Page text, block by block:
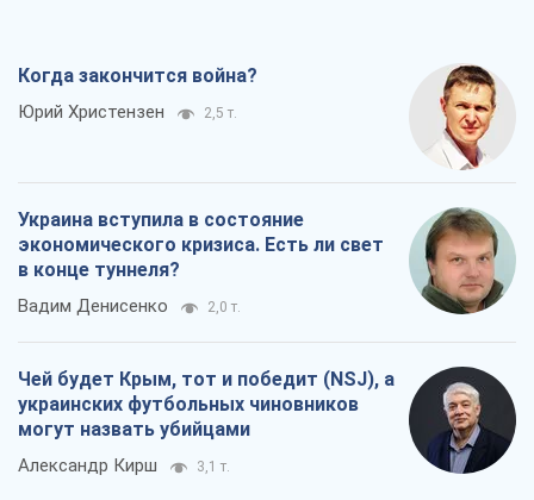
Когда закончится война?
Юрий Христензен 2,5 т.
Украина вступила в состояние
экономического кризиса. Есть ли свет
в конце туннеля?
Вадим Денисенко 2,0 т.
Чей будет Крым, тот и победит (NSJ), а
украинских футбольных чиновников
могут назвать убийцами
Александр Кирш 3,1 т.